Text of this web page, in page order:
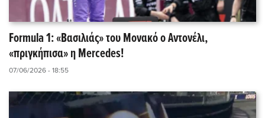
Formula 1: «Βασιλιάς» του Μονακό ο Αντονέλι,
«πριγκήπισα» η Mercedes!
07/06/2026 - 18:55